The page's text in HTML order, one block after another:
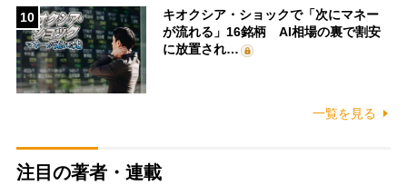
10
キオクシア・ショックで「次にマネー
が流れる」16銘柄 AI相場の裏で割安
に放置され…
一覧を見る
注目の著者・連載